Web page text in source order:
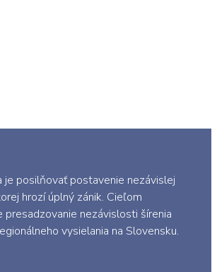
je posilňovať postavenie nezávislej
hrozí úplný zánik. Cieľom
presadzovanie nezávislosti šírenia
vysielania na Slovensku.